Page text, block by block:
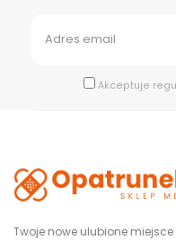
Akceptuje
Twoje nowe ulubione